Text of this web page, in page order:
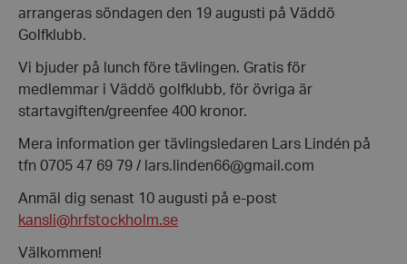
arrangeras söndagen den 19 augusti på Väddö
Golfklubb.
Vi bjuder på lunch före tävlingen. Gratis för
medlemmar i Väddö golfklubb, för övriga är
startavgiften/greenfee 400 kronor.
Mera information ger tävlingsledaren Lars Lindén på
tfn 0705 47 69 79 / lars.linden66@gmail.com
Anmäl dig senast 10 augusti på e-post
kansli@hrfstockholm.se
Välkommen!